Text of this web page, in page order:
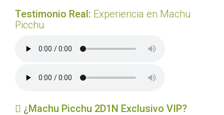
Testimonio Real: Experiencia en Machu
Picchu
¿Machu Picchu 2D1N Exclusivo VIP?